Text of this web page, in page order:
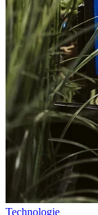
Technologie